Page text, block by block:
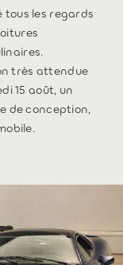
les regards
très attendue
15 août, un
de conception,